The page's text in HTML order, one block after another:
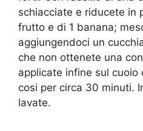
schiacciate e riducete in
frutto e di 1 banana;
aggiungendoci un
che non ottenete una
applicate infine sul cuoio
cosi per circa 30 minuti.
lavate.